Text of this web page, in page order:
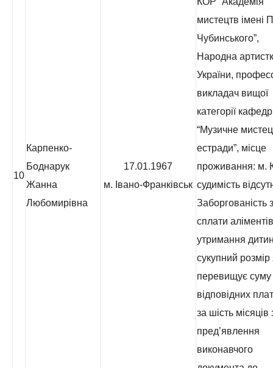
10
Карпенко-
Боднарук
Жанна
Любомирівна
17.01.1967
м. Івано-Франківськ
мистецтв імені
Чубинського”,
Народна
України,
викладач вищої
категорії
“Музичне
естради”, місце
проживання: м.
судимість
Заборгованість
сплати
утримання
сукупний розмір
перевищує суму
відповідних
за шість місяців
пред’явлення
виконавчого